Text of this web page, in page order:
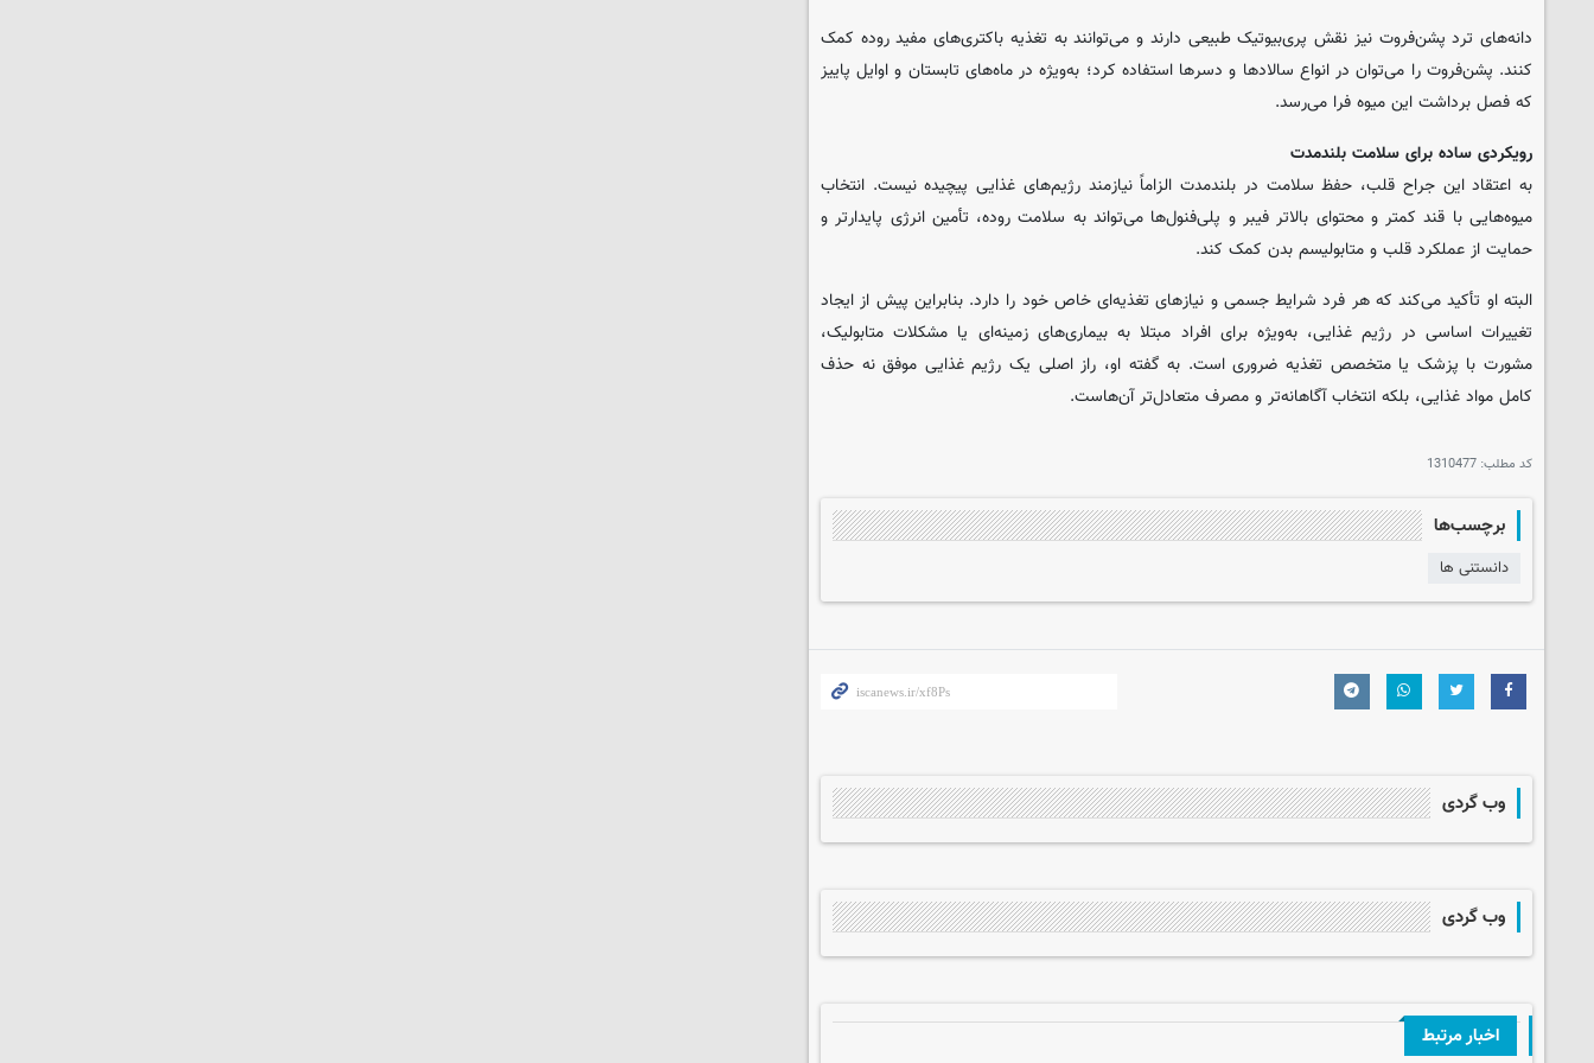
دانه‌های ترد پشن‌فروت نیز نقش پری‌بیوتیک طبیعی دارند و می‌توانند به تغذیه باکتری‌های مفید روده کمک
کنند. پشن‌فروت را می‌توان در انواع سالادها و دسرها استفاده کرد؛ به‌ویژه در ماه‌های تابستان و اوایل پاییز
که فصل برداشت این میوه فرا می‌رسد.
رویکردی ساده برای سلامت بلندمدت
به اعتقاد این جراح قلب، حفظ سلامت در بلندمدت الزاماً نیازمند رژیم‌های غذایی پیچیده نیست. انتخاب
میوه‌هایی با قند کمتر و محتوای بالاتر فیبر و پلی‌فنول‌ها می‌تواند به سلامت روده، تأمین انرژی پایدارتر و
حمایت از عملکرد قلب و متابولیسم بدن کمک کند.
البته او تأکید می‌کند که هر فرد شرایط جسمی و نیازهای تغذیه‌ای خاص خود را دارد. بنابراین پیش از ایجاد
تغییرات اساسی در رژیم غذایی، به‌ویژه برای افراد مبتلا به بیماری‌های زمینه‌ای یا مشکلات متابولیک،
مشورت با پزشک یا متخصص تغذیه ضروری است. به گفته او، راز اصلی یک رژیم غذایی موفق نه حذف
کامل مواد غذایی، بلکه انتخاب آگاهانه‌تر و مصرف متعادل‌تر آن‌هاست.
کد مطلب: 1310477
برچسب‌ها
دانستنی ها
وب گردی
وب گردی
اخبار مرتبط